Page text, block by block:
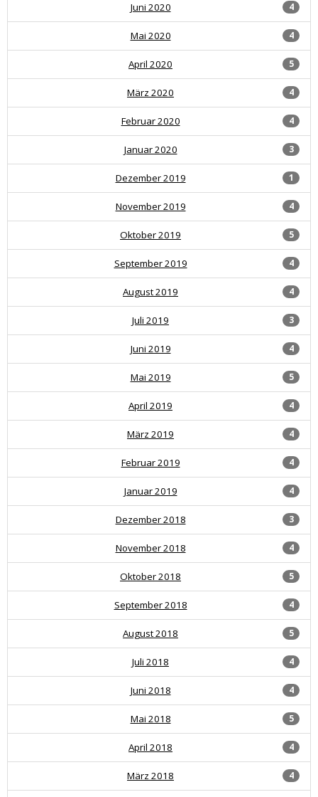
4
Juni 2020
4
Mai 2020
5
April 2020
4
März 2020
4
Februar 2020
3
Januar 2020
1
Dezember 2019
4
November 2019
5
Oktober 2019
4
September 2019
4
August 2019
3
Juli 2019
4
Juni 2019
5
Mai 2019
4
April 2019
4
März 2019
4
Februar 2019
4
Januar 2019
3
Dezember 2018
4
November 2018
5
Oktober 2018
4
September 2018
5
August 2018
4
Juli 2018
4
Juni 2018
5
Mai 2018
4
April 2018
4
März 2018